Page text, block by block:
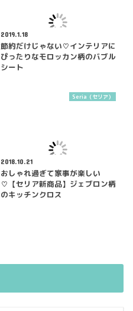
2019.1.18
節約だけじゃない♡インテリアに
ぴったりなモロッカン柄のバブル
シート
Seria（セリア）
2018.10.21
おしゃれ過ぎて家事が楽しい
♡【セリア新商品】ジェブロン柄
のキッチンクロス